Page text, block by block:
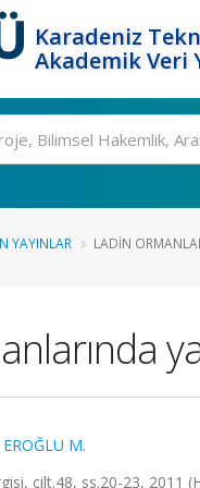
Karadeniz
Akademik Veri
YAYINLAR LADIN
EROĞLU M.
cilt.48, ss.20-23, 2011